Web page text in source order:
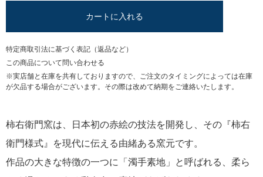
カートに入れる
特定商取引法に基づく表記（返品など）
この商品について問い合わせる
※実店舗と在庫を共有しておりますので、ご注文のタイミングによっては在庫
が欠品する場合がございます。その際は改めて納期をご連絡いたします。
柿右衛門窯は、日本初の赤絵の技法を開発し、その『柿右
衛門様式』を現代に伝える由緒ある窯元です。
作品の大きな特徴の一つに「濁手素地」と呼ばれる、柔ら